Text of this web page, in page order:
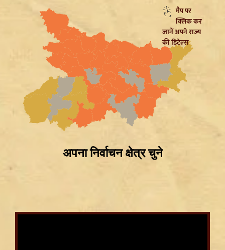
Jharkhand JPSC JSSC Protest: सियासी रंग में रंगा
आंदोलन, Rahul Gandhi ने छात्रों को दिया Reforms का
सुरक्षा, Amarnath Yatra सस्पेंड और हाईवे हुआ सील
मैप पर
क्लिक कर
जानें अपने राज्य
की डिटेल्स